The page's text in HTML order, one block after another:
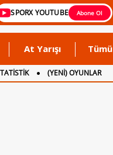
SPORX YOUTUBE Abone Ol
At Yarışı Tümü
(YENİ) OYUNLAR